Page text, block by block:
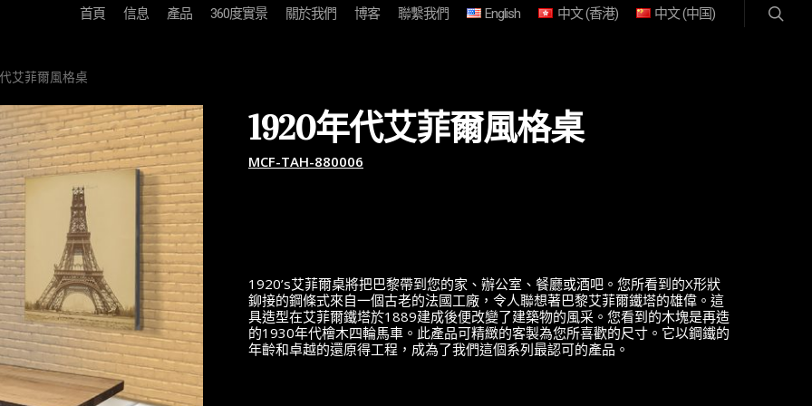
首頁 信息 產品 360度實景 關於我們 博客 聯繫我們 English 中文 (香港) 中文 (中国)
艾菲爾風格桌
1920年代艾菲爾風格桌
MCF-TAH-880006
1920’s艾菲爾桌將把巴黎帶到您的家、辦公室、餐廳或酒吧。您所看到的X形狀
鉚接的鋼條式來自一個古老的法國工廠，令人聯想著巴黎艾菲爾鐵塔的雄偉。這
具造型在艾菲爾鐵塔於1889建成後便改變了建築物的風采。您看到的木塊是再造
的1930年代檜木四輪馬車。此產品可精緻的客製為您所喜歡的尺寸。它以鋼鐵的
年齡和卓越的還原得工程，成為了我們這個系列最認可的產品。